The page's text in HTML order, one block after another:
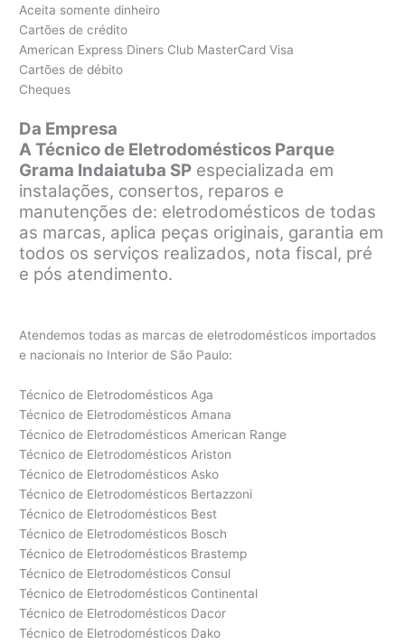
Aceita somente dinheiro
Cartões de crédito
American Express Diners Club MasterCard Visa
Cartões de débito
Cheques
Da Empresa
A Técnico de Eletrodomésticos Parque
Grama Indaiatuba SP especializada em
instalações, consertos, reparos e
manutenções de: eletrodomésticos de todas
as marcas, aplica peças originais, garantia em
todos os serviços realizados, nota fiscal, pré
e pós atendimento.
Atendemos todas as marcas de eletrodomésticos importados
e nacionais no Interior de São Paulo:
Técnico de Eletrodomésticos Aga
Técnico de Eletrodomésticos Amana
Técnico de Eletrodomésticos American Range
Técnico de Eletrodomésticos Ariston
Técnico de Eletrodomésticos Asko
Técnico de Eletrodomésticos Bertazzoni
Técnico de Eletrodomésticos Best
Técnico de Eletrodomésticos Bosch
Técnico de Eletrodomésticos Brastemp
Técnico de Eletrodomésticos Consul
Técnico de Eletrodomésticos Continental
Técnico de Eletrodomésticos Dacor
Técnico de Eletrodomésticos Dako